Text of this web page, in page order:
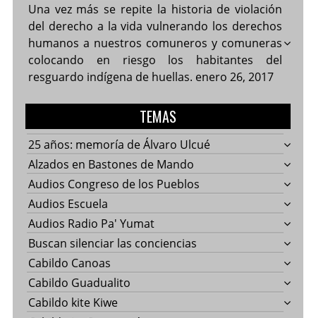
Una vez más se repite la historia de violación
del derecho a la vida vulnerando los derechos
humanos a nuestros comuneros y comuneras
colocando en riesgo los habitantes del
resguardo indígena de huellas. enero 26, 2017
TEMAS
25 años: memoría de Álvaro Ulcué
Alzados en Bastones de Mando
Audios Congreso de los Pueblos
Audios Escuela
Audios Radio Pa' Yumat
Buscan silenciar las conciencias
Cabildo Canoas
Cabildo Guadualito
Cabildo kite Kiwe